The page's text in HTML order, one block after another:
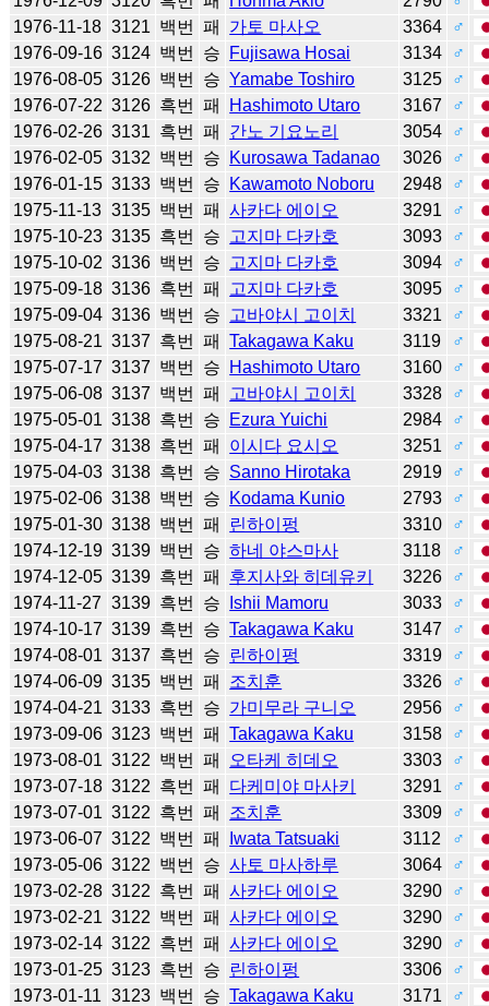
1976-11-18 3121 백번 패 가토 마사오 3364
♂
1976-09-16 3124 백번 승 Fujisawa Hosai 3134
♂
1976-08-05 3126 백번 승 Yamabe Toshiro 3125
♂
1976-07-22 3126 흑번 패 Hashimoto Utaro 3167
♂
1976-02-26 3131 흑번 패 간노 기요노리 3054
♂
1976-02-05 3132 백번 승 Kurosawa Tadanao 3026
♂
1976-01-15 3133 백번 승 Kawamoto Noboru 2948
♂
1975-11-13 3135 백번 패 사카다 에이오 3291
♂
1975-10-23 3135 흑번 승 고지마 다카호 3093
♂
1975-10-02 3136 백번 승 고지마 다카호 3094
♂
1975-09-18 3136 흑번 패 고지마 다카호 3095
♂
1975-09-04 3136 백번 승 고바야시 고이치 3321
♂
1975-08-21 3137 흑번 패 Takagawa Kaku 3119
♂
1975-07-17 3137 백번 승 Hashimoto Utaro 3160
♂
1975-06-08 3137 백번 패 고바야시 고이치 3328
♂
1975-05-01 3138 흑번 승 Ezura Yuichi 2984
♂
1975-04-17 3138 흑번 패 이시다 요시오 3251
♂
1975-04-03 3138 흑번 승 Sanno Hirotaka 2919
♂
1975-02-06 3138 백번 승 Kodama Kunio 2793
♂
1975-01-30 3138 백번 패 린하이펑 3310
♂
1974-12-19 3139 백번 승 하네 야스마사 3118
♂
1974-12-05 3139 흑번 패 후지사와 히데유키 3226
♂
1974-11-27 3139 흑번 승 Ishii Mamoru 3033
♂
1974-10-17 3139 흑번 승 Takagawa Kaku 3147
♂
1974-08-01 3137 흑번 승 린하이펑 3319
♂
1974-06-09 3135 백번 패 조치훈 3326
♂
1974-04-21 3133 흑번 승 가미무라 구니오 2956
♂
1973-09-06 3123 백번 패 Takagawa Kaku 3158
♂
1973-08-01 3122 백번 패 오타케 히데오 3303
♂
1973-07-18 3122 흑번 패 다케미야 마사키 3291
♂
1973-07-01 3122 흑번 패 조치훈 3309
♂
1973-06-07 3122 백번 패 Iwata Tatsuaki 3112
♂
1973-05-06 3122 백번 승 사토 마사하루 3064
♂
1973-02-28 3122 흑번 패 사카다 에이오 3290
♂
1973-02-21 3122 백번 패 사카다 에이오 3290
♂
1973-02-14 3122 흑번 패 사카다 에이오 3290
♂
1973-01-25 3123 흑번 승 린하이펑 3306
♂
1973-01-11 3123 백번 승 Takagawa Kaku 3171
♂